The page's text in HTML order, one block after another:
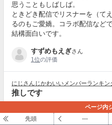
思うこともしばしば。
ときどき配信でリスナーを（て
るのもご愛嬌。コラボ配信など
結構面白いです。
すずめもえぎさん
1位の評価
にじさんじかわいいメンバーランキン
推しです
いろんなカバー曲や降り曲を出
入ってとてもいいなと思い色々
ページ内
先頭
---